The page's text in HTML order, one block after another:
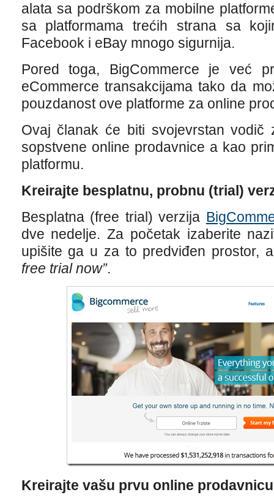
alata sa podrškom za mobilne
sa platformama trećih strana sa
Facebook i eBay mnogo sigurnija.
Pored toga, BigCommerce je već
eCommerce transakcijama tako da
pouzdanost ove platforme za online
Ovaj članak će biti svojevrstan vodič
sopstvene online prodavnice a kao
platformu.
Kreirajte besplatnu, probnu (trial)
Besplatna (free trial) verzija
dve nedelje. Za početak izaberite
upišite ga u za to predviđen prostor,
free trial now”.
Kreirajte vašu prvu online prodavnicu